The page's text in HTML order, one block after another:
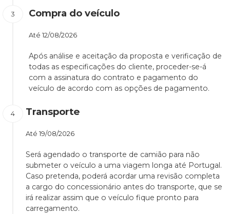
Compra do veículo
Até 12/08/2026
Após análise e aceitação da proposta e verificação de
todas as especificações do cliente, proceder-se-á
com a assinatura do contrato e pagamento do
veículo de acordo com as opções de pagamento.
Transporte
Até 19/08/2026
Será agendado o transporte de camião para não
submeter o veículo a uma viagem longa até Portugal.
Caso pretenda, poderá acordar uma revisão completa
a cargo do concessionário antes do transporte, que se
irá realizar assim que o veículo fique pronto para
carregamento.